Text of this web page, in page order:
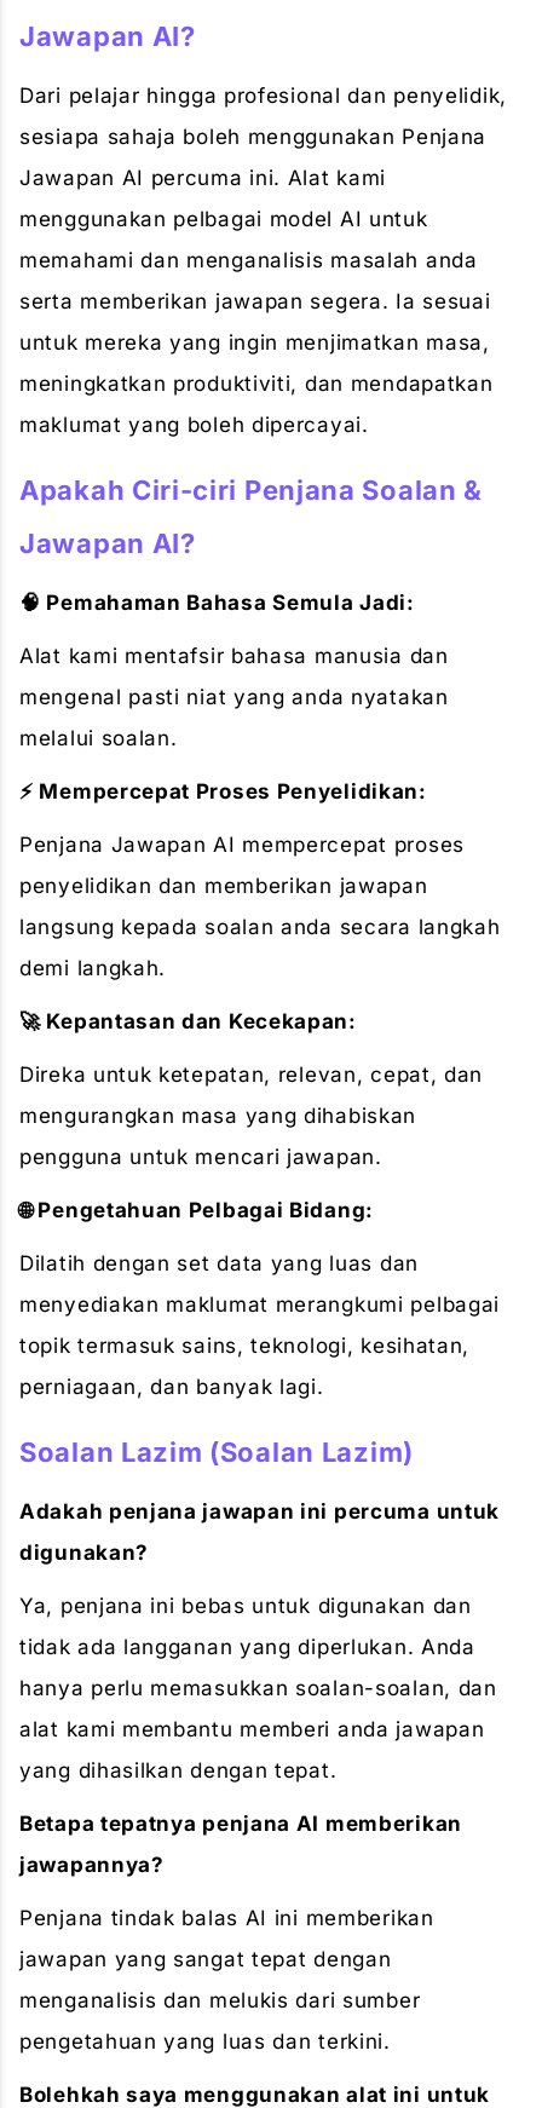
Jawapan AI?
Dari pelajar hingga profesional dan penyelidik,
sesiapa sahaja boleh menggunakan Penjana
Jawapan AI percuma ini. Alat kami
menggunakan pelbagai model AI untuk
memahami dan menganalisis masalah anda
serta memberikan jawapan segera. Ia sesuai
untuk mereka yang ingin menjimatkan masa,
meningkatkan produktiviti, dan mendapatkan
maklumat yang boleh dipercayai.
Apakah Ciri-ciri Penjana Soalan &
Jawapan AI?
🧠 Pemahaman Bahasa Semula Jadi:
Alat kami mentafsir bahasa manusia dan
mengenal pasti niat yang anda nyatakan
melalui soalan.
⚡ Mempercepat Proses Penyelidikan:
Penjana Jawapan AI mempercepat proses
penyelidikan dan memberikan jawapan
langsung kepada soalan anda secara langkah
demi langkah.
🚀 Kepantasan dan Kecekapan:
Direka untuk ketepatan, relevan, cepat, dan
mengurangkan masa yang dihabiskan
pengguna untuk mencari jawapan.
🌐 Pengetahuan Pelbagai Bidang:
Dilatih dengan set data yang luas dan
menyediakan maklumat merangkumi pelbagai
topik termasuk sains, teknologi, kesihatan,
perniagaan, dan banyak lagi.
Soalan Lazim (Soalan Lazim)
Adakah penjana jawapan ini percuma untuk
digunakan?
Ya, penjana ini bebas untuk digunakan dan
tidak ada langganan yang diperlukan. Anda
hanya perlu memasukkan soalan-soalan, dan
alat kami membantu memberi anda jawapan
yang dihasilkan dengan tepat.
Betapa tepatnya penjana AI memberikan
jawapannya?
Penjana tindak balas AI ini memberikan
jawapan yang sangat tepat dengan
menganalisis dan melukis dari sumber
pengetahuan yang luas dan terkini.
Bolehkah saya menggunakan alat ini untuk